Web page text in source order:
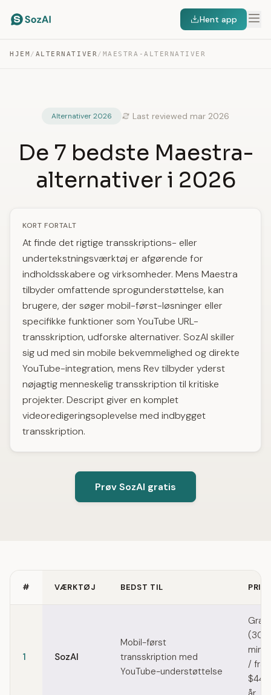
Hent app
HJEM / ALTERNATIVER / MAESTRA-ALTERNATIVER
Alternativer 2026 Last reviewed mar 2026
De 7 bedste Maestra-
alternativer i 2026
KORT FORTALT
At finde det rigtige transskriptions- eller
undertekstningsværktøj er afgørende for
indholdsskabere og virksomheder. Mens Maestra
tilbyder omfattende sprogunderstøttelse, kan
brugere, der søger mobil-først-løsninger eller
specifikke funktioner som YouTube URL-
transskription, udforske alternativer. SozAI skiller
sig ud med sin mobile bekvemmelighed og direkte
YouTube-integration, mens Rev tilbyder yderst
nøjagtig menneskelig transskription til kritiske
projekter. Descript giver en komplet
videoredigeringsoplevelse med indbygget
transskription.
Prøv SozAI gratis
# VÆRKTØJ BEDST TIL
1 SozAI
Mobil-først
transskription med
YouTube-understøttelse
(30
min/
/ fra